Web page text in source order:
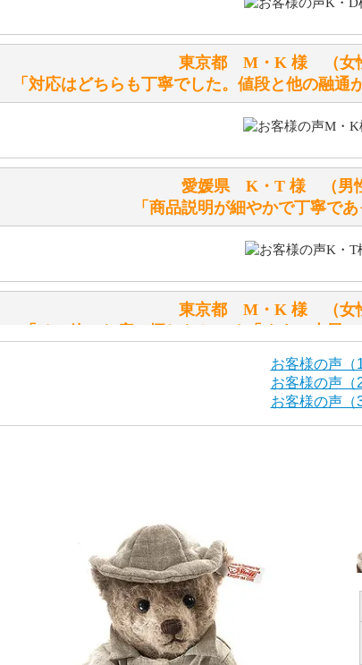
テディベアを横にすると音が鳴ります、なぜでしょうか
シュタイフのテディベアには、鳴くタイプのテディベア
お腹の中にグロウラーという部品を内臓しています。
体をねかせたりおこしたりすると「グーグー」と鳴く
テディベアのお腹を押すと「キュッキュッ」と音が鳴り
シュタイフのテディベアには、おなかを押すと「キュ
シュタイフ社製品の実物を見ることはできますか？
当店はネット販売ですので実物をお見せすることができ
商品は直接海外から届くのですか。受取の際、関税など
商品は全て当店へ入荷させたのち欠品を行いお客様宅へ
関税はすべて当店にて処理しますのでお客様のご負担は
商品が届くまでにはどのくらいの期間がかかりますか？
東京都 M・K 様 （
「対応はどちらも丁寧でした。値段と他の融通
愛媛県 K・T 様 （
「商品説明が細やかで丁寧であ
東京都 M・K 様 （
千葉県 U・Y 様
「ChatGPTを利用したところ「くまの
お客様の声（1
お客様の声（2
お客様の声（3